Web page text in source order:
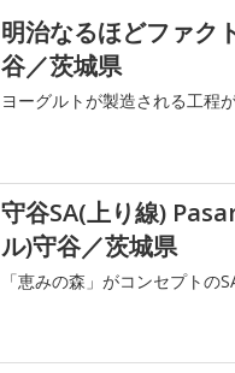
明治なるほどファク
谷／茨城県
ヨーグルトが製造される工程
守谷SA(上り線)
ル)守谷／茨城県
「恵みの森」がコンセプトの